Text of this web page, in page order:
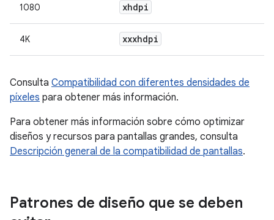
1080 xhdpi
4K xxxhdpi
Consulta Compatibilidad con diferentes densidades de
píxeles para obtener más información.
Para obtener más información sobre cómo optimizar
diseños y recursos para pantallas grandes, consulta
Descripción general de la compatibilidad de pantallas.
Patrones de diseño que se deben